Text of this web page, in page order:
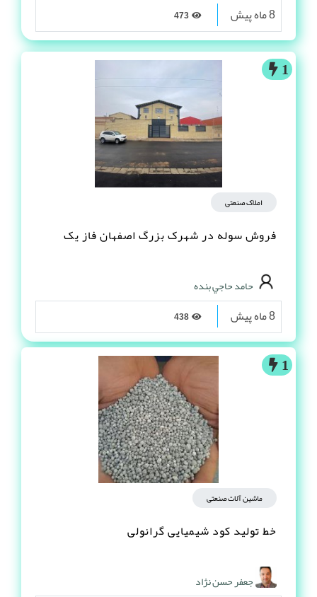
8 ماه پیش
1
املاک صنعتی
فروش سوله در شهرک بزرگ اصفهان فاز یک
حامد حاجي بنده
8 ماه پیش
1
ماشین آلات صنعتی
خط تولید کود شیمیایی گرانولی
جعفر حسن نژاد